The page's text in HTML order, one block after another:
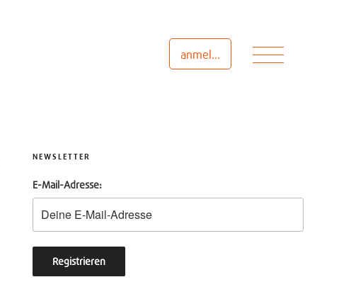
anmelden Menü
NEWSLETTER
E-Mail-Adresse: